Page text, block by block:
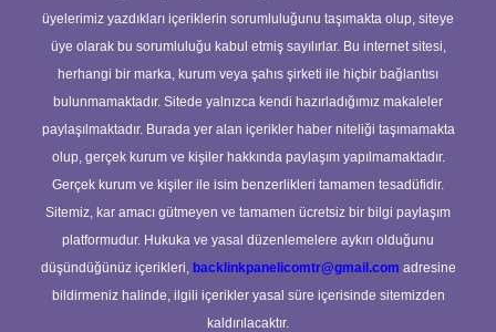
üyelerimiz yazdıkları içeriklerin sorumluluğunu taşımakta olup, siteye
üye olarak bu sorumluluğu kabul etmiş sayılırlar. Bu internet sitesi,
herhangi bir marka, kurum veya şahıs şirketi ile hiçbir bağlantısı
bulunmamaktadır. Sitede yalnızca kendi hazırladığımız makaleler
paylaşılmaktadır. Burada yer alan içerikler haber niteliği taşımamakta
olup, gerçek kurum ve kişiler hakkında paylaşım yapılmamaktadır.
Gerçek kurum ve kişiler ile isim benzerlikleri tamamen tesadüfidir.
Sitemiz, kar amacı gütmeyen ve tamamen ücretsiz bir bilgi paylaşım
platformudur. Hukuka ve yasal düzenlemelere aykırı olduğunu
düşündüğünüz içerikleri, backlinkpanelicomtr@gmail.com adresine
bildirmeniz halinde, ilgili içerikler yasal süre içerisinde sitemizden
kaldırılacaktır.